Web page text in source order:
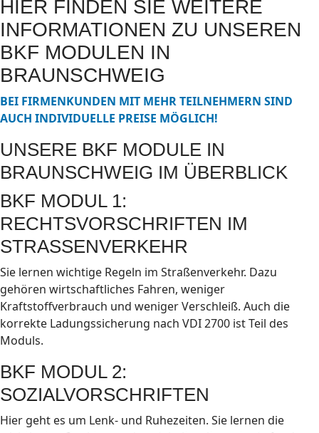
HIER FINDEN SIE WEITERE
INFORMATIONEN ZU UNSEREN
BKF MODULEN IN
BRAUNSCHWEIG
BEI FIRMENKUNDEN MIT MEHR TEILNEHMERN SIND
AUCH INDIVIDUELLE PREISE MÖGLICH!
UNSERE BKF MODULE IN
BRAUNSCHWEIG IM ÜBERBLICK
BKF MODUL 1:
RECHTSVORSCHRIFTEN IM
STRASSENVERKEHR
Sie lernen wichtige Regeln im Straßenverkehr. Dazu
gehören wirtschaftliches Fahren, weniger
Kraftstoffverbrauch und weniger Verschleiß. Auch die
korrekte Ladungssicherung nach VDI 2700 ist Teil des
Moduls.
BKF MODUL 2:
SOZIALVORSCHRIFTEN
Hier geht es um Lenk- und Ruhezeiten. Sie lernen die